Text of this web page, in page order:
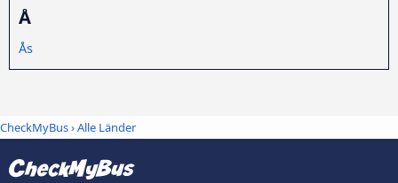
Å
Ås
CheckMyBus›Alle Länder